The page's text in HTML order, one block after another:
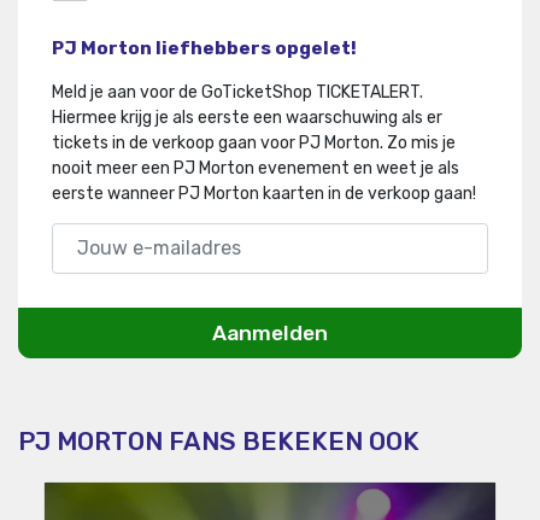
PJ Morton liefhebbers opgelet!
Meld je aan voor de GoTicketShop TICKETALERT.
Hiermee krijg je als eerste een waarschuwing als er
tickets in de verkoop gaan voor PJ Morton. Zo mis je
nooit meer een PJ Morton evenement en weet je als
eerste wanneer PJ Morton kaarten in de verkoop gaan!
Aanmelden
PJ MORTON FANS BEKEKEN OOK